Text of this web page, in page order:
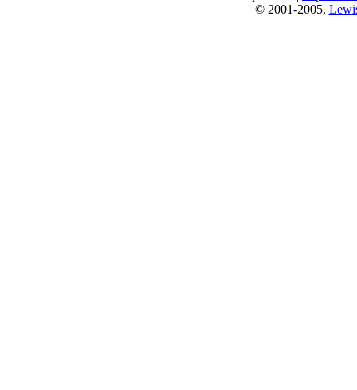
© 2001-2005,